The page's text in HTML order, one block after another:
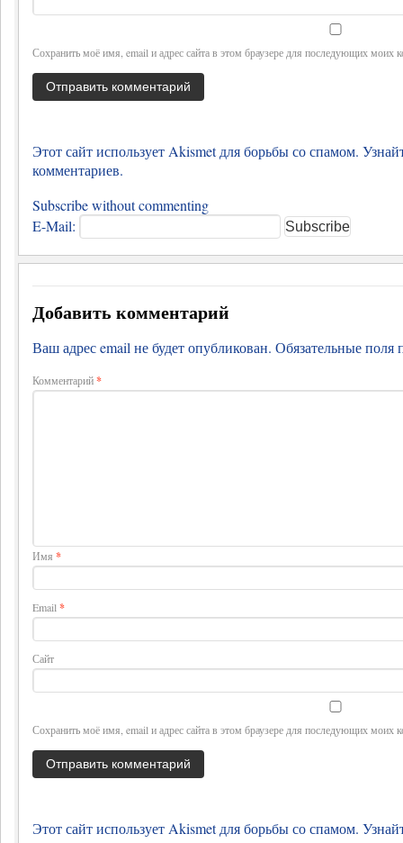
Сохранить моё имя, email и адрес сайта в этом браузере для последующих моих
Этот сайт использует Akismet для борьбы со спамом.
комментариев.
Subscribe without commenting
E-Mail:
Добавить комментарий
Ваш адрес email не будет опубликован. Обязательные
Комментарий*
Имя *
Email *
Сайт
Сохранить моё имя, email и адрес сайта в этом браузере для последующих моих
Этот сайт использует Akismet для борьбы со спамом.